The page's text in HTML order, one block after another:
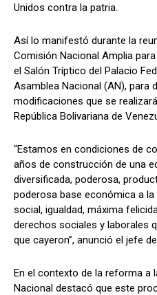
Unidos contra la patria.
Así lo manifestó durante la
Comisión Nacional Amplia
el Salón Tríptico del Palacio
Asamblea Nacional (AN), para
modificaciones que se
República Bolivariana de
“Estamos en condiciones de
años de construcción de una
diversificada, poderosa,
poderosa base económica a
social, igualdad, máxima
derechos sociales y laborales
que cayeron”, anunció el jefe
En el contexto de la reforma a
Nacional destacó que este